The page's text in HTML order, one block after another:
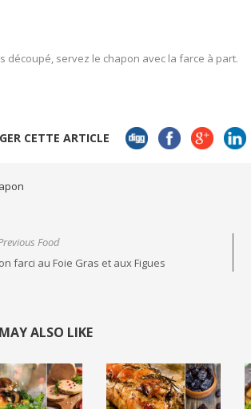
découpé, servez le chapon avec la farce à part.
CETTE ARTICLE
Food
farci au Foie Gras et aux Figues
ALSO LIKE